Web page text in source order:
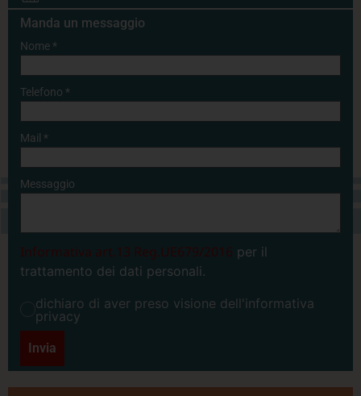
Manda un messaggio
Nome*
Telefono *
Mail *
Messaggio
Informativa art.13 Reg.UE679/2016 per il
trattamento dei dati personali.
dichiaro di aver preso visione dell'informativa
privacy
Invia